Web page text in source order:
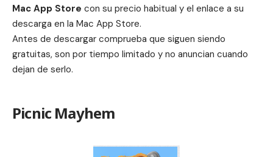
Mac App Store con su precio habitual y el enlace a su
descarga en la Mac App Store.
Antes de descargar comprueba que siguen siendo
gratuitas, son por tiempo limitado y no anuncian cuando
dejan de serlo.
Picnic Mayhem